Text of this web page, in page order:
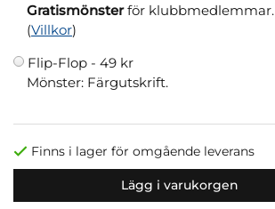
Gratismönsterför klubbmedlemmar.
(Villkor)
Flip-Flop - 49 kr
Mönster: Färgutskrift.
Finns i lager för omgående leverans
Lägg i varukorgen